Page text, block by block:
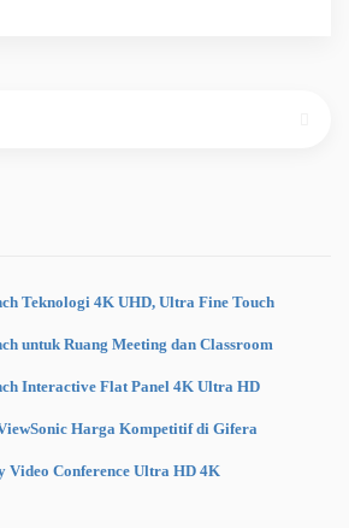
Teknologi 4K UHD, Ultra Fine Touch
untuk Ruang Meeting dan Classroom
Interactive Flat Panel 4K Ultra HD
Harga Kompetitif di Gifera
Video Conference Ultra HD 4K